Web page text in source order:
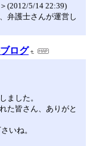
(2012/5/14 22:39)
弁護士さんが運営し
ログ
ました。
た皆さん、ありがと
いね。